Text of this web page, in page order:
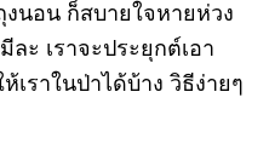
งนอน ก็สบายใจหายห่วง
ละ เราจะประยุกต์เอา
เราในป่าได้บ้าง วิธีง่ายๆ